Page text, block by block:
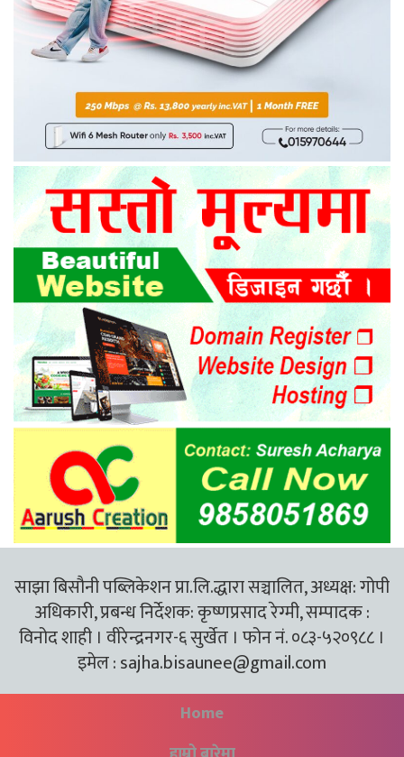
साझा बिसौनी पब्लिकेशन प्रा.लि.द्धारा सञ्चालित, अध्यक्ष: गोपी
अधिकारी, प्रबन्ध निर्देशक: कृष्णप्रसाद रेग्मी, सम्पादक :
विनोद शाही । वीरेन्द्रनगर-६ सुर्खेत । फोन नं. ०८३-५२०९८८ ।
इमेल :sajha.bisaunee@gmail.com
Home